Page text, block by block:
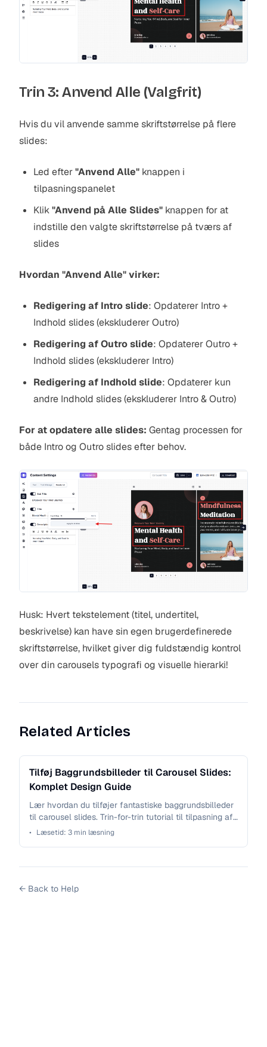
Trin 3: Anvend Alle (Valgfrit)
Hvis du vil anvende samme skriftstørrelse på flere
slides:
Led efter"Anvend Alle" knappen i
tilpasningspanelet
Klik"Anvend på Alle Slides" knappen for at
indstille den valgte skriftstørrelse på tværs af
slides
Hvordan "Anvend Alle" virker:
Redigering af Intro slide: Opdaterer Intro +
Indhold slides (ekskluderer Outro)
Redigering af Outro slide: Opdaterer Outro +
Indhold slides (ekskluderer Intro)
Redigering af Indhold slide: Opdaterer kun
andre Indhold slides (ekskluderer Intro & Outro)
For at opdatere alle slides: Gentag processen for
både Intro og Outro slides efter behov.
Husk: Hvert tekstelement (titel, undertitel,
beskrivelse) kan have sin egen brugerdefinerede
skriftstørrelse, hvilket giver dig fuldstændig kontrol
over din carousels typografi og visuelle hierarki!
Related Articles
Tilføj Baggrundsbilleder til Carousel Slides:
Komplet Design Guide
Lær hvordan du tilføjer fantastiske baggrundsbilleder
til carousel slides. Trin-for-trin tutorial til tilpasning af
slide baggrunde med professionelle design tips til
• Læsetid: 3 min læsning
← Back to Help